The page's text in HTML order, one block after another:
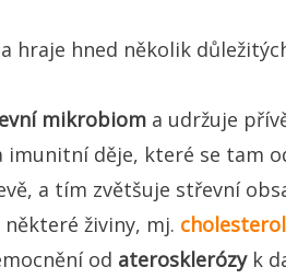
hraje hned několik
mikrobiom a udržuje
imunitní děje, které se tam
a tím zvětšuje střevní
některé živiny, mj. cholesterol
od aterosklerózyk